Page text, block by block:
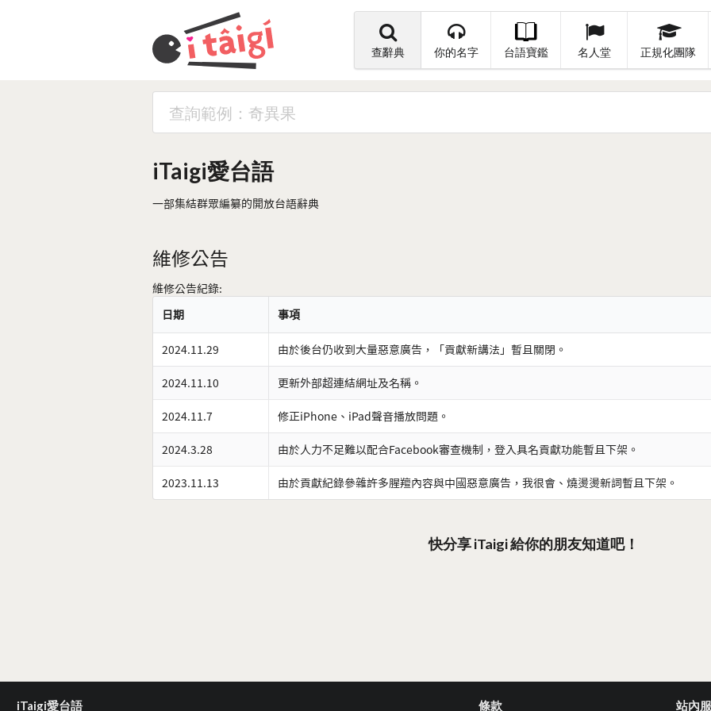
查辭典 你的名字 台語寶鑑 名人堂 正規化團隊
iTaigi愛台語
一部集結群眾編纂的開放台語辭典
維修公告
維修公告紀錄:
日期
事項
2024.11.29 由於後台仍收到大量惡意廣告，「貢獻新講法」暫且關閉。
2024.11.10 更新外部超連結網址及名稱。
2024.11.7 修正iPhone、iPad聲音播放問題。
2024.3.28 由於人力不足難以配合Facebook審查機制，登入具名貢獻功能暫且下架。
2023.11.13 由於貢獻紀錄參雜許多腥羶內容與中國惡意廣告，我很會、燒燙燙新詞暫且下架。
快分享 iTaigi 給你的朋友知道吧！
iTaigi愛台語 條款 站內